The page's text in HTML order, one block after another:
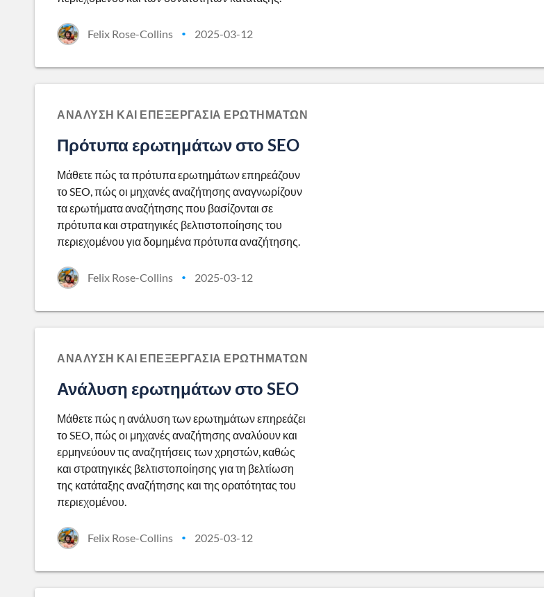
Felix Rose-Collins • 2025-03-12
ΑΝΆΛΥΣΗ ΚΑΙ ΕΠΕΞΕΡΓΑΣΊΑ ΕΡΩΤΗΜΆΤΩΝ
Πρότυπα ερωτημάτων στο SEO
Μάθετε πώς τα πρότυπα ερωτημάτων επηρεάζουν
το SEO, πώς οι μηχανές αναζήτησης αναγνωρίζουν
τα ερωτήματα αναζήτησης που βασίζονται σε
πρότυπα και στρατηγικές βελτιστοποίησης του
περιεχομένου για δομημένα πρότυπα αναζήτησης.
Felix Rose-Collins • 2025-03-12
ΑΝΆΛΥΣΗ ΚΑΙ ΕΠΕΞΕΡΓΑΣΊΑ ΕΡΩΤΗΜΆΤΩΝ
Ανάλυση ερωτημάτων στο SEO
Μάθετε πώς η ανάλυση των ερωτημάτων επηρεάζει
το SEO, πώς οι μηχανές αναζήτησης αναλύουν και
ερμηνεύουν τις αναζητήσεις των χρηστών, καθώς
και στρατηγικές βελτιστοποίησης για τη βελτίωση
της κατάταξης αναζήτησης και της ορατότητας του
περιεχομένου.
Felix Rose-Collins • 2025-03-12